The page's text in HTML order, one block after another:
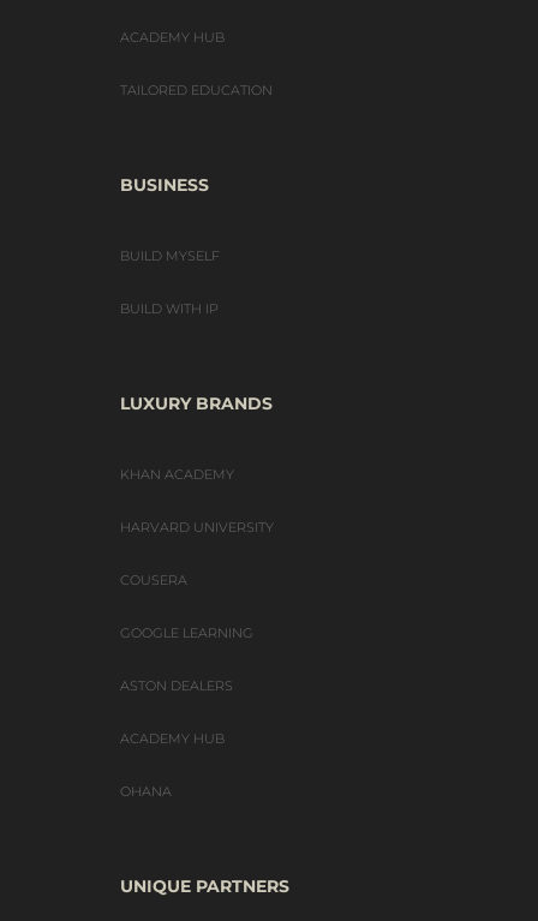
ACADEMY HUB
TAILORED EDUCATION
BUSINESS
BUILD MYSELF
BUILD WITH IP
LUXURY BRANDS
KHAN ACADEMY
HARVARD UNIVERSITY
COUSERA
GOOGLE LEARNING
ASTON DEALERS
ACADEMY HUB
OHANA
UNIQUE PARTNERS